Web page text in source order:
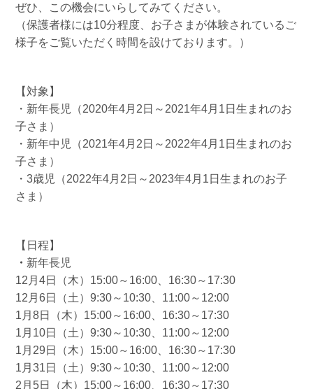
ぜひ、この機会にいらしてみてください。
（保護者様には10分程度、お子さまが体験されているご
様子をご覧いただく時間を設けております。）
【対象】
・新年長児（2020年4月2日～2021年4月1日生まれのお
子さま）
・新年中児（2021年4月2日～2022年4月1日生まれのお
子さま）
・3歳児（2022年4月2日～2023年4月1日生まれのお子
さま）
【日程】
・ 新年長児
12月4日（木）15:00～16:00、16:30～17:30
12月6日（土）9:30～10:30、11:00～12:00
1月8日（木）15:00～16:00、16:30～17:30
1月10日（土）9:30～10:30、11:00～12:00
1月29日（木）15:00～16:00、16:30～17:30
1月31日（土）9:30～10:30、11:00～12:00
2月5日（木）15:00～16:00、16:30～17:30